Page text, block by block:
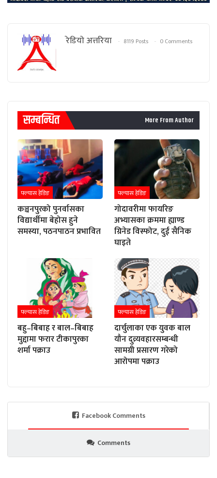
रेडियाे अत्तरिया 8119 Posts 0 Comments
सम्बन्धित More From Author
फ्ल्यास हेडिङ
कञ्चनपुरको पुनर्वासका
विद्यार्थीमा बेहोस हुने
समस्या, पठनपाठन प्रभावित
फ्ल्यास हेडिङ
गोदावरीमा फायरिङ
अभ्यासका क्रममा ह्याण्ड
ग्रिनेड विस्फोट, दुई सैनिक
घाइते
फ्ल्यास हेडिङ
बहु–बिबाह र बाल–बिबाह
मुद्दामा फरार टीकापुरका
शर्मा पक्राउ
फ्ल्यास हेडिङ
दार्चुलाका एक युवक बाल
यौन दुव्र्यवहारसम्बन्धी
सामग्री प्रसारण गरेको
आरोपमा पक्राउ
Facebook Comments
Comments